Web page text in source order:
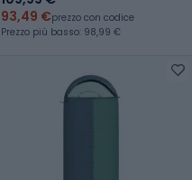
93,49 €prezzo con codice
Prezzo più basso: 98,99 €